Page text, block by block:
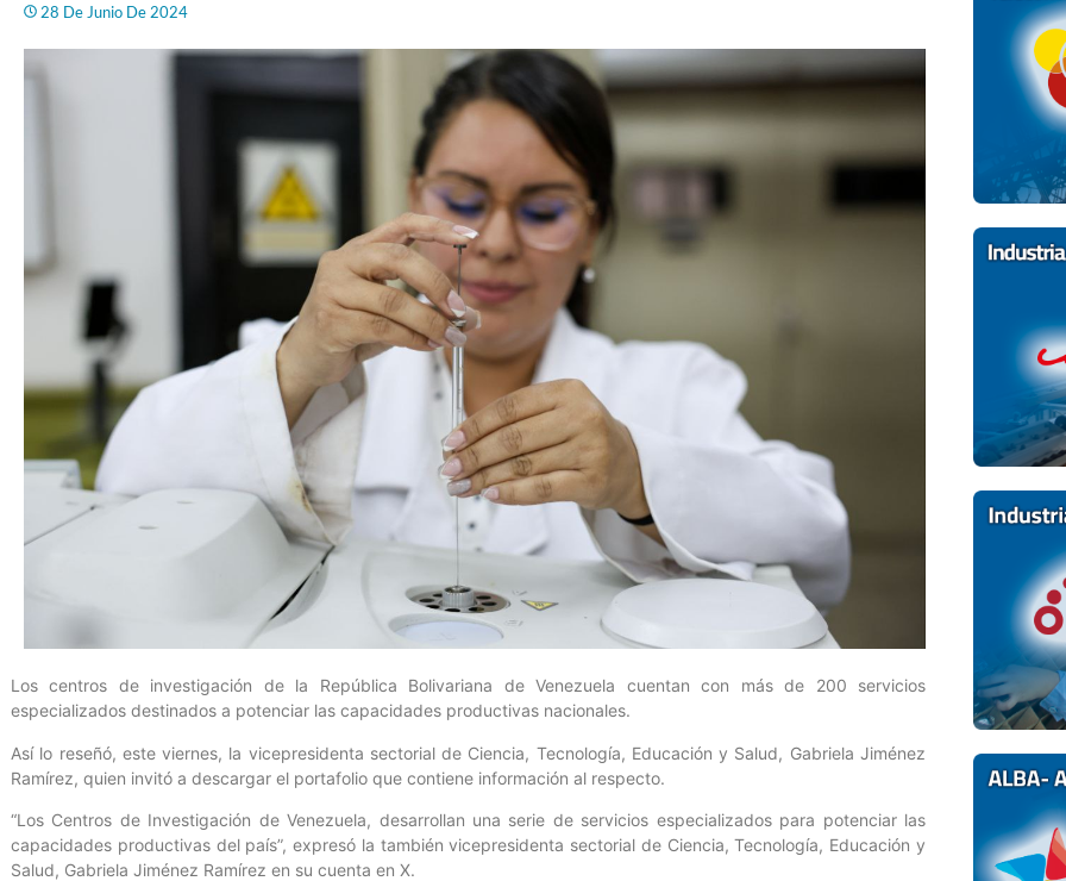
28 De Junio De 2024
Los centros de investigación de la República Bolivariana de Venezuela cuentan con más de 200 servicios
especializados destinados a potenciar las capacidades productivas nacionales.
Así lo reseñó, este viernes, la vicepresidenta sectorial de Ciencia, Tecnología, Educación y Salud, Gabriela Jiménez
Ramírez, quien invitó a descargar el portafolio que contiene información al respecto.
“Los Centros de Investigación de Venezuela, desarrollan una serie de servicios especializados para potenciar las
capacidades productivas del país”, expresó la también vicepresidenta sectorial de Ciencia, Tecnología, Educación y
Salud, Gabriela Jiménez Ramírez en su cuenta en X.